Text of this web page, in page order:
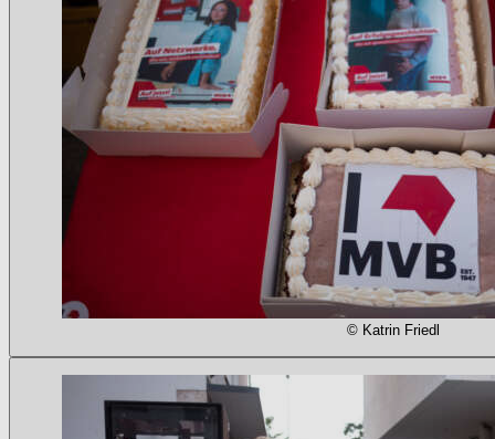
© Katrin Friedl